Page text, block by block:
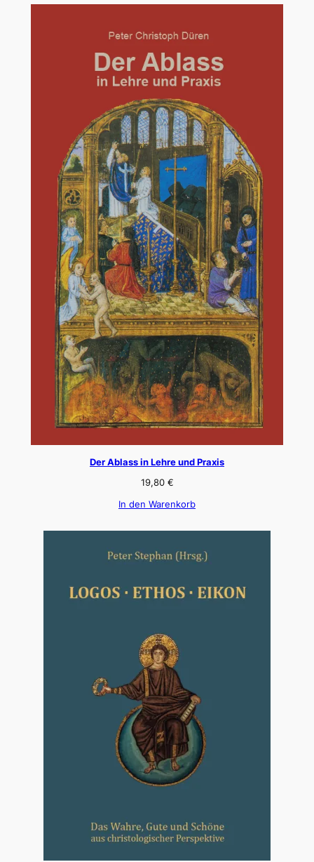
Der Ablass in Lehre und Praxis
19,80 €
In den Warenkorb